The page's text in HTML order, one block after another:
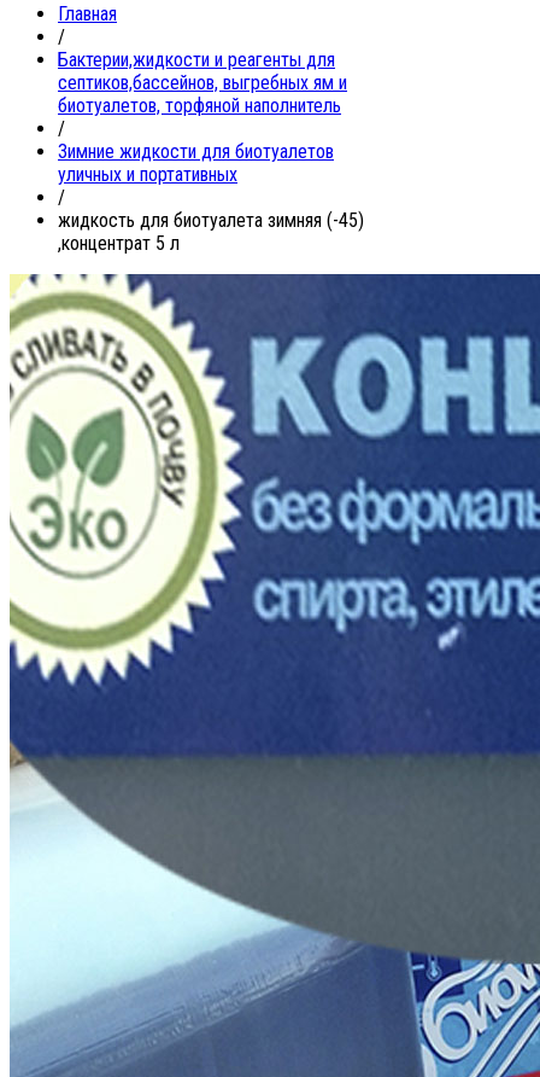
Главная
/
Бактерии,жидкости и реагенты для
септиков,бассейнов, выгребных ям и
биотуалетов, торфяной наполнитель
/
Зимние жидкости для биотуалетов
уличных и портативных
/
жидкость для биотуалета зимняя (-45)
,концентрат 5 л